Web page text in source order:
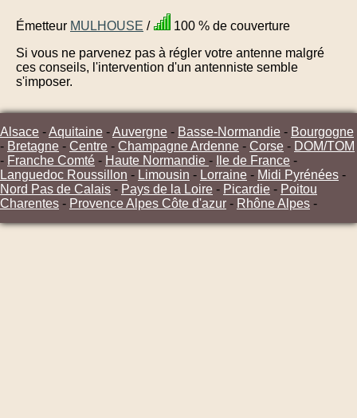
Émetteur MULHOUSE /
100 % de couverture
Si vous ne parvenez pas à régler votre antenne malgré
ces conseils, l'intervention d'un antenniste semble
s'imposer.
Alsace -Aquitaine -Auvergne - Basse-Normandie - Bourgogne
- Bretagne - Centre - Champagne Ardenne - Corse - DOM/TOM
- Franche Comté - Haute Normandie - Ile de France -
Languedoc Roussillon - Limousin - Lorraine - Midi Pyrénées -
Nord Pas de Calais - Pays de la Loire - Picardie - Poitou
Charentes - Provence Alpes Côte d'azur - Rhône Alpes -